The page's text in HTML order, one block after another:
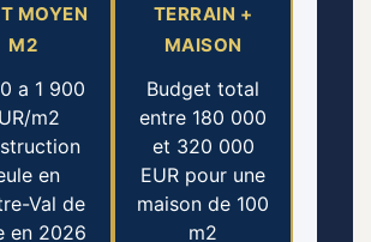
MOYEN
M2
a 1 900
m2
en
Val de
en 2026
TERRAIN +
MAISON
Budget total
entre 180 000
et 320 000
EUR pour une
maison de 100
m2